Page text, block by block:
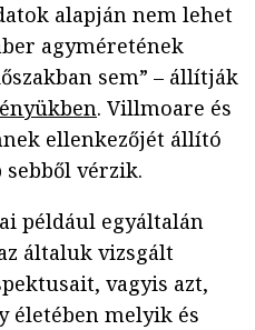
alapján nem lehet
agyméretének
sem” – állítják
. Villmoare és
ellenkezőjét állító
vérzik.
például egyáltalán
általuk vizsgált
vagyis azt,
életében melyik és